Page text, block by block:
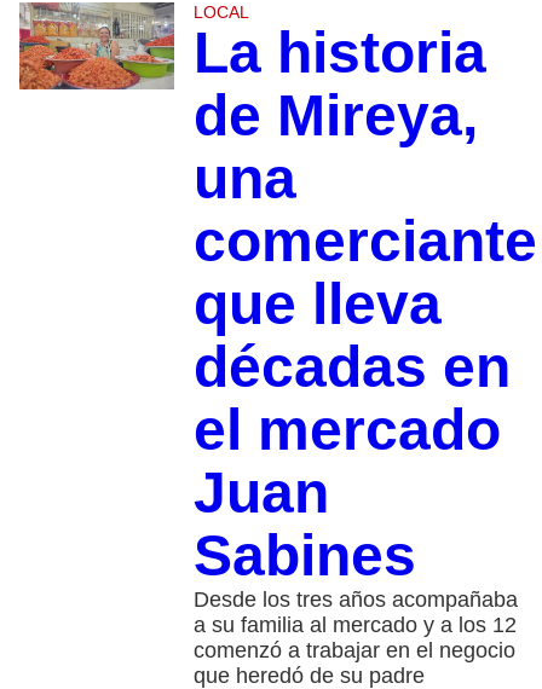
LOCAL
La historia
de Mireya,
una
comerciante
que lleva
décadas en
el mercado
Juan
Sabines
Desde los tres años acompañaba
a su familia al mercado y a los 12
comenzó a trabajar en el negocio
que heredó de su padre